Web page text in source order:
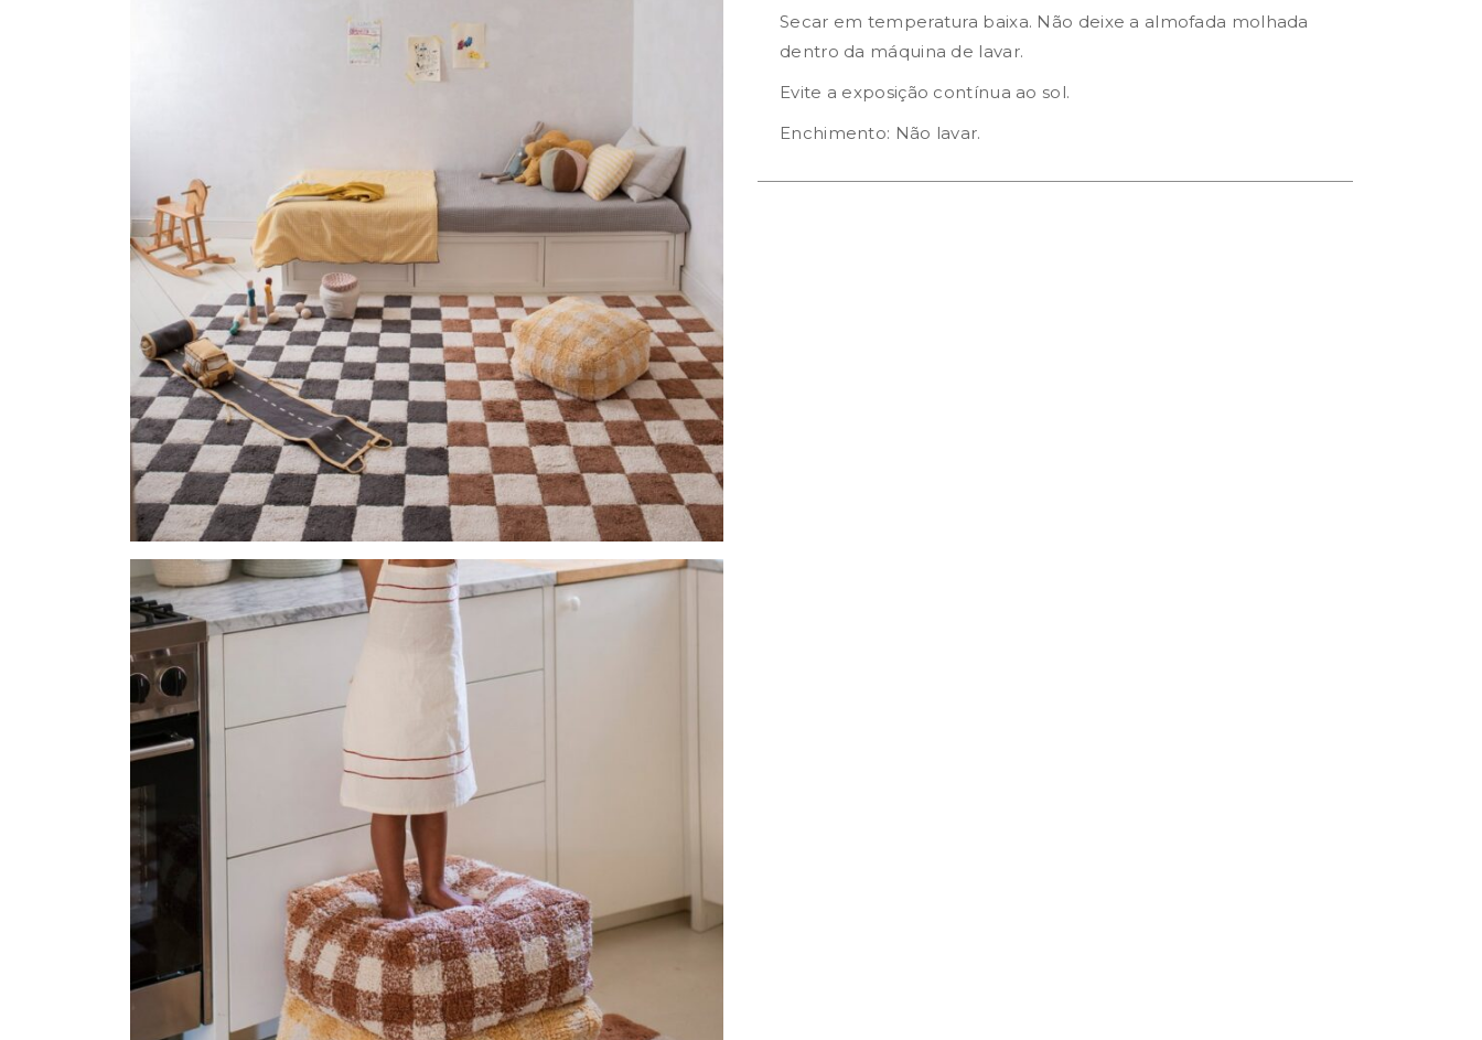
Secar em temperatura baixa. Não deixe a almofada molhada
dentro da máquina de lavar.
Evite a exposição contínua ao sol.
Enchimento: Não lavar.